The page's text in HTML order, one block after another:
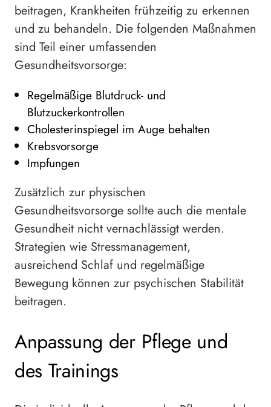
beitragen, Krankheiten frühzeitig zu erkennen
und zu behandeln. Die folgenden Maßnahmen
sind Teil einer umfassenden
Gesundheitsvorsorge:
Regelmäßige Blutdruck- und
Blutzuckerkontrollen
Cholesterinspiegel im Auge behalten
Krebsvorsorge
Impfungen
Zusätzlich zur physischen
Gesundheitsvorsorge sollte auch die mentale
Gesundheit nicht vernachlässigt werden.
Strategien wie Stressmanagement,
ausreichend Schlaf und regelmäßige
Bewegung können zur psychischen Stabilität
beitragen.
Anpassung der Pflege und
des Trainings